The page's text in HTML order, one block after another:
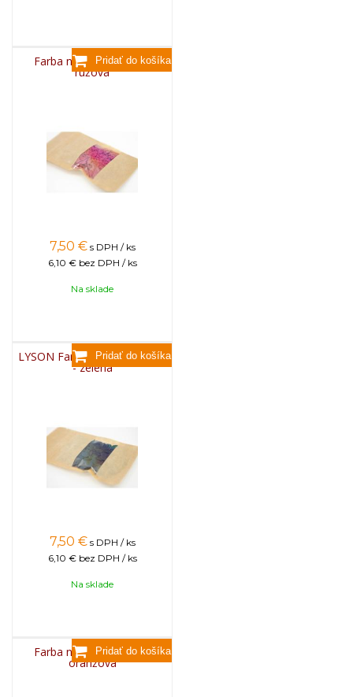
Farba na sviečky, 25g -
ružová
7,50 € s DPH / ks
6,10 € bez DPH / ks
Na sklade
LYSON Farba na sviečky, 25g
- zelená
7,50 € s DPH / ks
6,10 € bez DPH / ks
Na sklade
Farba na sviečky, 25g -
oranžová